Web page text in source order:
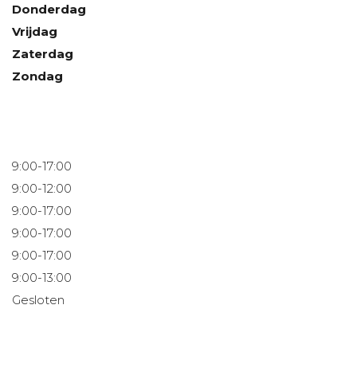
Donderdag
Vrijdag
Zaterdag
Zondag
9:00-17:00
9:00-12:00
9:00-17:00
9:00-17:00
9:00-17:00
9:00-13:00
Gesloten